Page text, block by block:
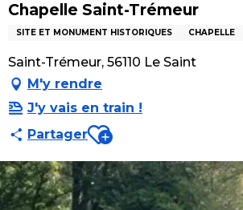
Chapelle Saint-Trémeur
SITE ET MONUMENT HISTORIQUES CHAPELLE
Saint-Trémeur, 56110 Le Saint
M'y rendre
J'y vais en train !
PartagerAjouter aux favoris